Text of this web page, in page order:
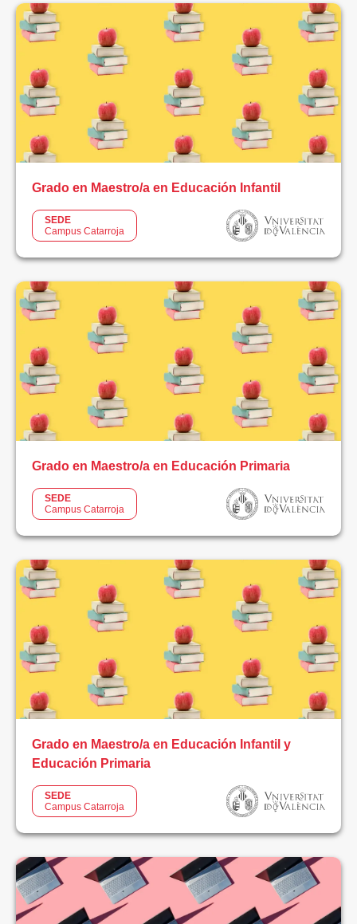
Grado en Maestro/a en Educación Infantil
SEDE
Campus Catarroja
Grado en Maestro/a en Educación Primaria
SEDE
Campus Catarroja
Grado en Maestro/a en Educación Infantil y
Educación Primaria
SEDE
Campus Catarroja